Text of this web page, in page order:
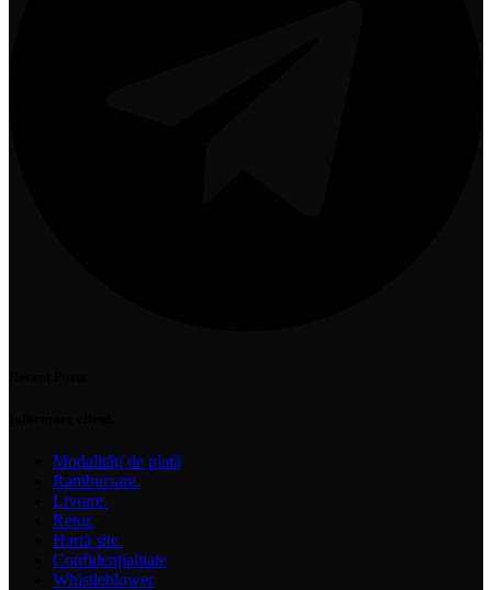
Modalități de plată
Rambursare.
Livrare.
Retur.
Hartă site.
Confidențialitate
Whistleblower